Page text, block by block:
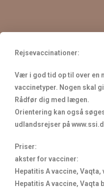
Rejsevaccinationer:
Vær i god tid op til over en
vaccinetyper. Nogen skal
Rådfør dig med lægen.
Orientering kan også
udlandsrejser på
Priser:
akster for vacciner:
Hepatitis A vaccine, Vaqta,
Hepatitis A vaccine, Vaqta